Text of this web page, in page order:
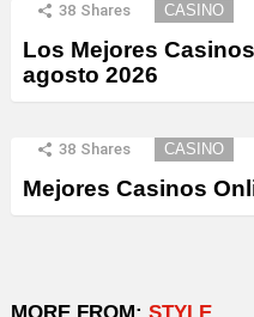
38 Shares CASINO
Los Mejores
agosto 2026
38 Shares CASINO
Mejores Casinos